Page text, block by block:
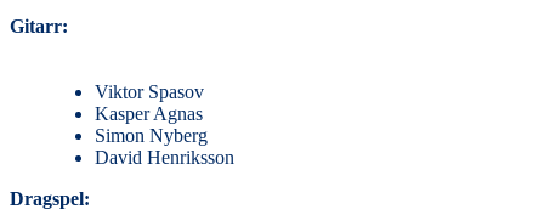
Gitarr:
Viktor Spasov
Kasper Agnas
Simon Nyberg
David Henriksson
Dragspel: